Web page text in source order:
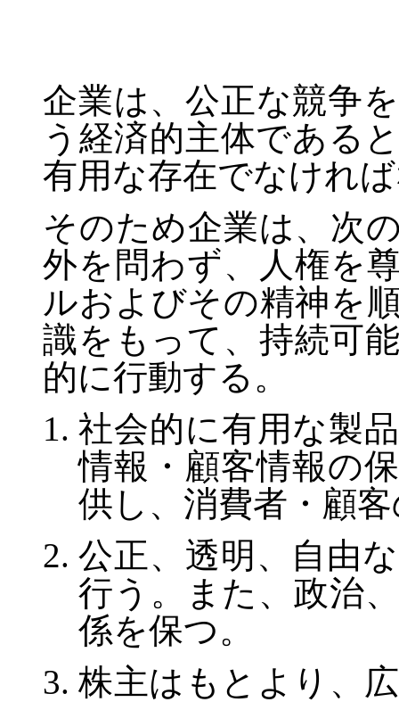
企業は、公正な競争
う経済的主体である
有用な存在でなけれ
そのため企業は、次
外を問わず、人権を
ルおよびその精神を
識をもって、持続可
的に行動する。
社会的に有用な製
情報・顧客情報の
供し、消費者・顧
公正、透明、自由
行う。また、政治
係を保つ。
株主はもとより、